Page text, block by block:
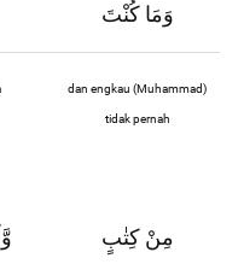
وَمَا كُنْتَ
dan engkau (Muhammad)
tidak pernah
مِنْ كِتٰبٍ